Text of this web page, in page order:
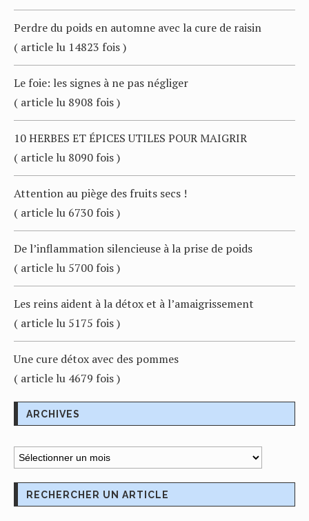
Perdre du poids en automne avec la cure de raisin
( article lu 14823 fois )
Le foie: les signes à ne pas négliger
( article lu 8908 fois )
10 HERBES ET ÉPICES UTILES POUR MAIGRIR
( article lu 8090 fois )
Attention au piège des fruits secs !
( article lu 6730 fois )
De l’inflammation silencieuse à la prise de poids
( article lu 5700 fois )
Les reins aident à la détox et à l’amaigrissement
( article lu 5175 fois )
Une cure détox avec des pommes
( article lu 4679 fois )
ARCHIVES
RECHERCHER UN ARTICLE